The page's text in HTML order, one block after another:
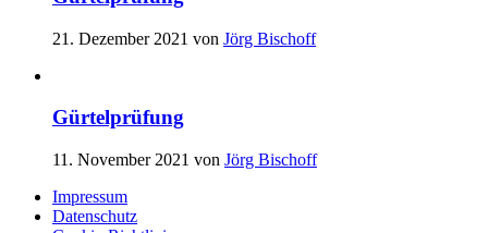
21. Dezember 2021 von Jörg Bischoff
Gürtelprüfung
11. November 2021 von Jörg Bischoff
Impressum
Datenschutz